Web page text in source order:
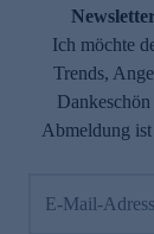
Ich möchte
Trends,
Abmeldung
E-Mail-